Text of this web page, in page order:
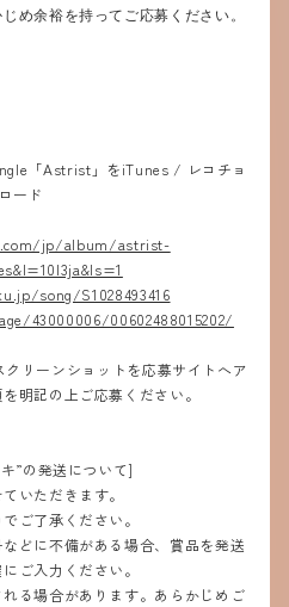
め余裕を持ってご応募ください。
「Astrist」をiTunes / レコチョ
ード
jp/album/astrist-
song/S1028493416
43000006/00602488015202/
リーンショットを応募サイトへア
明記の上ご応募ください。
”の発送について]
いただきます。
ご了承ください。
どに不備がある場合、賞品を発送
ご入力ください。
る場合があります。あらかじめご